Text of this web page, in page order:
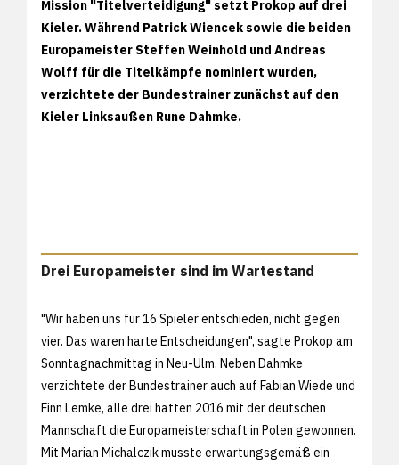
Mission "Titelverteidigung" setzt Prokop auf drei
Kieler. Während Patrick Wiencek sowie die beiden
Europameister Steffen Weinhold und Andreas
Wolff für die Titelkämpfe nominiert wurden,
verzichtete der Bundestrainer zunächst auf den
Kieler Linksaußen Rune Dahmke.
Drei Europameister sind im Wartestand
"Wir haben uns für 16 Spieler entschieden, nicht gegen
vier. Das waren harte Entscheidungen", sagte Prokop am
Sonntagnachmittag in Neu-Ulm. Neben Dahmke
verzichtete der Bundestrainer auch auf Fabian Wiede und
Finn Lemke, alle drei hatten 2016 mit der deutschen
Mannschaft die Europameisterschaft in Polen gewonnen.
Mit Marian Michalczik musste erwartungsgemäß ein